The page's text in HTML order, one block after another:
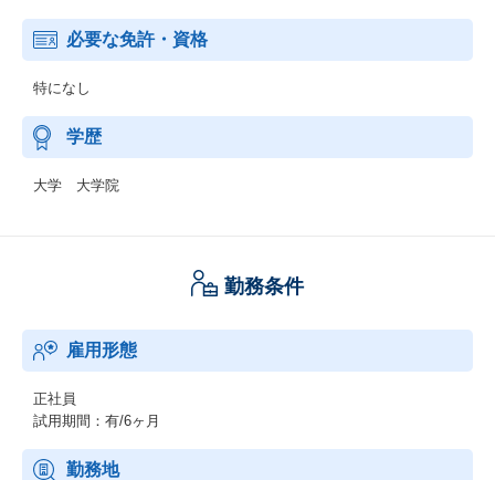
必要な免許・資格
特になし
学歴
大学 大学院
勤務条件
雇用形態
正社員
試用期間：有/6ヶ月
勤務地